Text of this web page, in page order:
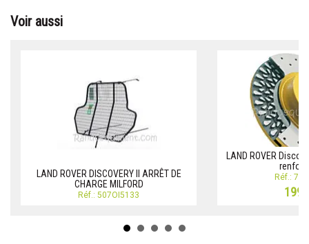
Voir aussi
LAND ROVER DISCOVERY II ARRÊT DE
CHARGE MILFORD
Réf.: 507OI5133
LAND ROVER
Réf.: